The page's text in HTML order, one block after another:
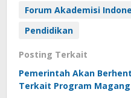
Forum Akademisi
Pendidikan
Posting Terkait
Pemerintah Akan
Terkait Program